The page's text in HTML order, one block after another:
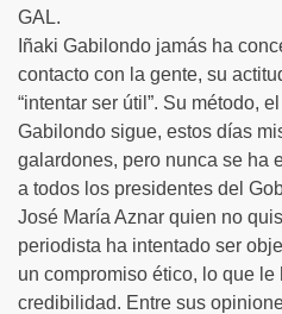
GAL.
Iñaki Gabilondo jamás ha
contacto con la gente, su
“intentar ser útil”. Su método,
Gabilondo sigue, estos días
galardones, pero nunca se ha
a todos los presidentes del
José María Aznar quien no
periodista ha intentado ser
un compromiso ético, lo que
credibilidad. Entre sus